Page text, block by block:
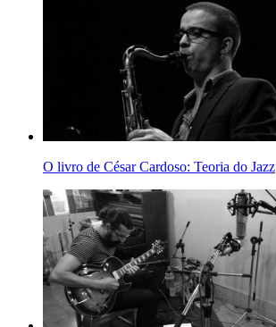
O livro de César Cardoso: Teoria do Jazz